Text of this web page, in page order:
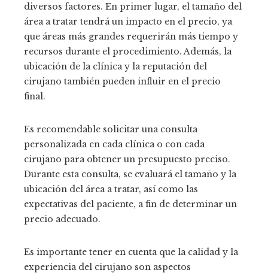
diversos factores. En primer lugar, el tamaño del
área a tratar tendrá un impacto en el precio, ya
que áreas más grandes requerirán más tiempo y
recursos durante el procedimiento. Además, la
ubicación de la clínica y la reputación del
cirujano también pueden influir en el precio
final.
Es recomendable solicitar una consulta
personalizada en cada clínica o con cada
cirujano para obtener un presupuesto preciso.
Durante esta consulta, se evaluará el tamaño y la
ubicación del área a tratar, así como las
expectativas del paciente, a fin de determinar un
precio adecuado.
Es importante tener en cuenta que la calidad y la
experiencia del cirujano son aspectos